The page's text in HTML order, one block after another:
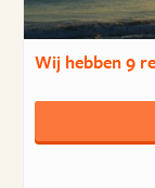
Wij hebben9